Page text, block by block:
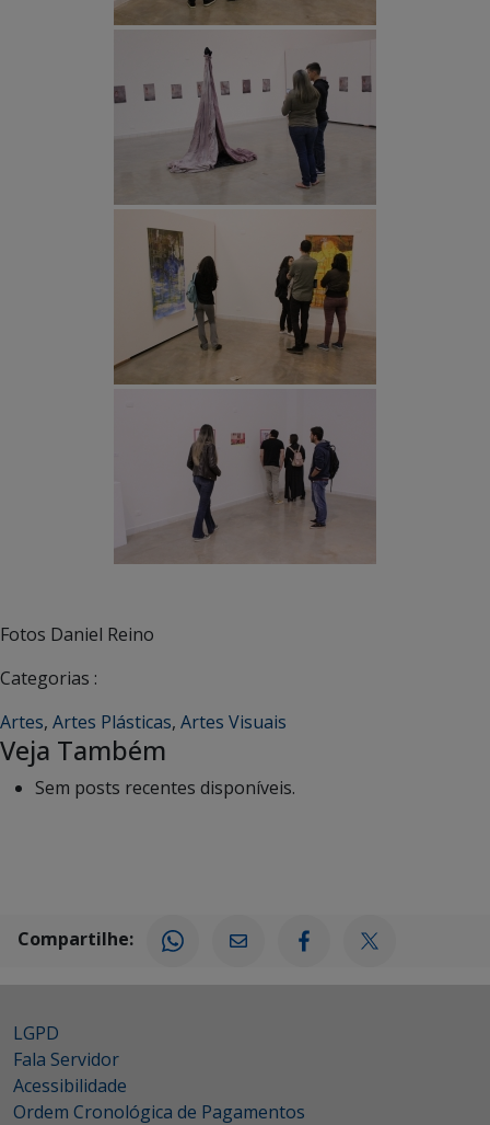
Fotos Daniel Reino
Categorias :
Artes, Artes Plásticas, Artes Visuais
Veja Também
Sem posts recentes disponíveis.
Compartilhe:
LGPD
Fala Servidor
Acessibilidade
Ordem Cronológica de Pagamentos